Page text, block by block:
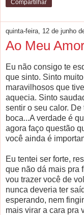
Compartilhar
quinta-feira, 12 de junho
Ao Meu
Eu não consigo te
que sinto. Sinto
maravilhosos que
aquecia. Sinto
sentir o seu calor.
boca...A verdade é
agora faço questão
você ainda é
Eu tentei ser forte,
que não dá mais pra
vou trazer você de
nunca deveria ter
esperando, nem
mais virar a cara pra